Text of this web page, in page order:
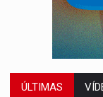
ÚLTIMAS